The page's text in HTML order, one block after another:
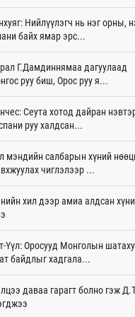
16 цаг 01 мин
Хасина Бангладешт эргэн
15 цаг 58 мин
15 цаг 54 мин
улсын хамтын ажиллагааны
солилцов
сард Сүхбаатар боомтоор
Н.Амарзаяа: 32 хуудастай
дэвтэр долоо хоногт л дүүрдэг
15 цаг 31 мин
Нийлүүлэгч нь нэг орны,
байх ямар эрс...
Г.Дамдиннямаа дагуулаад
руу биш, Орос руу я...
Сеута хотод дайран
руу халдсан...
мэндийн салбарын хүний
чиглэлээр ...
хил дээр амиа алдсан
Үүл: Оросууд Монголын
байдлыг хадгала...
даваа гарагт болно гэж